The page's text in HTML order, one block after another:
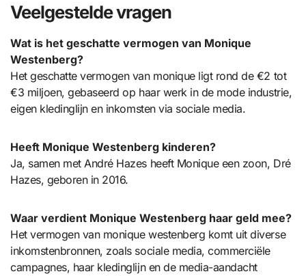
Veelgestelde vragen
Wat is het geschatte vermogen van Monique
Westenberg?
Het geschatte vermogen van monique ligt rond de €2 tot
€3 miljoen, gebaseerd op haar werk in de mode industrie,
eigen kledinglijn en inkomsten via sociale media.
Heeft Monique Westenberg kinderen?
Ja, samen met André Hazes heeft Monique een zoon, Dré
Hazes, geboren in 2016.
Waar verdient Monique Westenberg haar geld mee?
Het vermogen van monique westenberg komt uit diverse
inkomstenbronnen, zoals sociale media, commerciële
campagnes, haar kledinglijn en de media-aandacht